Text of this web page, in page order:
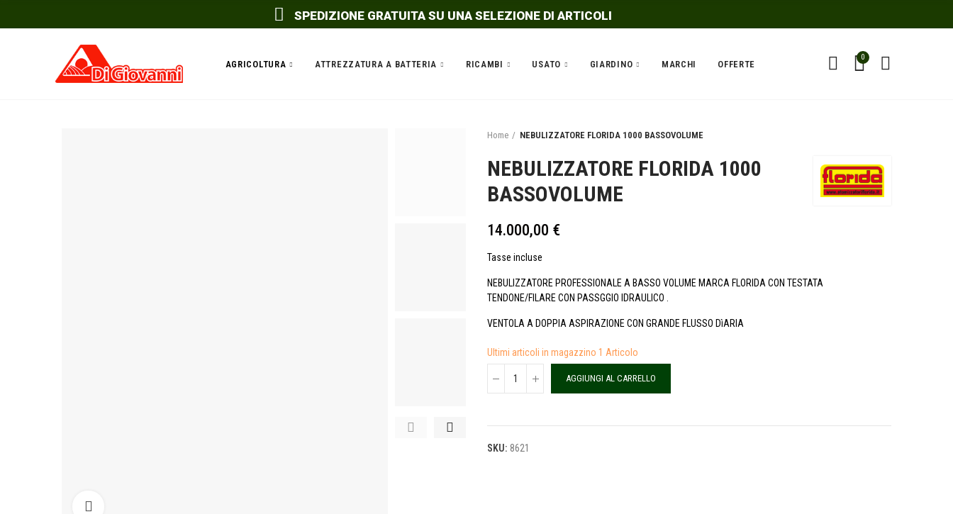
SPEDIZIONE GRATUITA SU UNA SELEZIONE DI ARTICOLI
AGRICOLTURA ATTREZZATURA A BATTERIA RICAMBI USATO GIARDINO MARCHI OFFERTE
0
Home NEBULIZZATORE FLORIDA 1000 BASSOVOLUME
NEBULIZZATORE FLORIDA 1000
BASSOVOLUME
14.000,00 €
Tasse incluse
NEBULIZZATORE PROFESSIONALE A BASSO VOLUME MARCA FLORIDA CON TESTATA
TENDONE/FILARE CON PASSGGIO IDRAULICO .
VENTOLA A DOPPIA ASPIRAZIONE CON GRANDE FLUSSO DìARIA
Ultimi articoli in magazzino 1 Articolo
AGGIUNGI AL CARRELLO
SKU: 8621